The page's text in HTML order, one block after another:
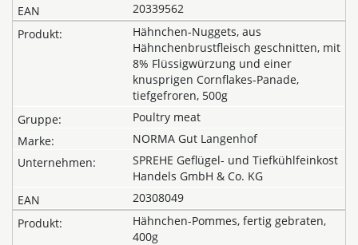
20339562
Hähnchen-Nuggets, aus
Hähnchenbrustfleisch geschnitten, mit
8% Flüssigwürzung und einer
knusprigen Cornflakes-Panade,
tiefgefroren, 500g
Poultry meat
NORMA Gut Langenhof
SPREHE Geflügel- und Tiefkühlfeinkost
Handels GmbH & Co. KG
20308049
Hähnchen-Pommes, fertig gebraten,
400g